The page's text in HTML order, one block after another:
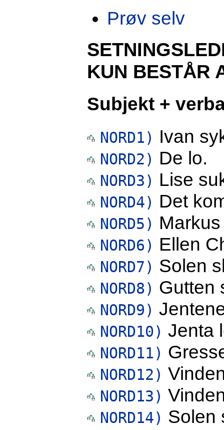
Prøv selv
KUN BESTÅR
Subjekt +
NORD1) Ivan
NORD2) De lo.
NORD3) Lise
NORD4) Det
NORD5)
NORD6) Ellen
NORD7) Solen
NORD8) Gutten
NORD9)
NORD10) Jenta
NORD11)
NORD12)
NORD13)
NORD14) Solen